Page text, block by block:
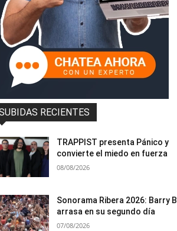
RECIENTES
TRAPPIST presenta Pánico y
convierte el miedo en fuerza
08/08/2026
Sonorama Ribera 2026: Barry B
arrasa en su segundo día
07/08/2026